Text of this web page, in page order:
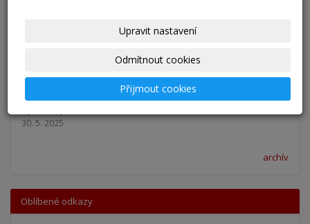
Zahájení školního roku 2025/2026
30. 5. 2025
archív
Oblíbené odkazy
Upravit nastavení
Odmítnout cookies
Přijmout cookies